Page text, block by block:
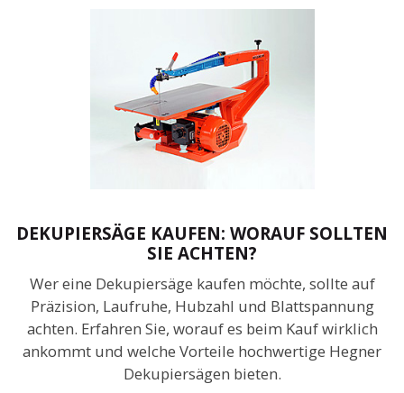
DEKUPIERSÄGE KAUFEN: WORAUF SOLLTEN
SIE ACHTEN?
Wer eine Dekupiersäge kaufen möchte, sollte auf
Präzision, Laufruhe, Hubzahl und Blattspannung
achten. Erfahren Sie, worauf es beim Kauf wirklich
ankommt und welche Vorteile hochwertige Hegner
Dekupiersägen bieten.